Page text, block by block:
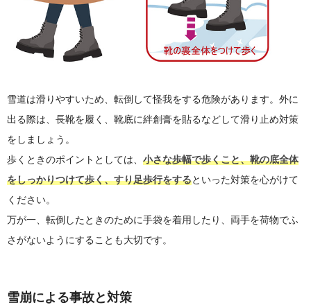
雪道は滑りやすいため、転倒して怪我をする危険があります。外に
出る際は、長靴を履く、靴底に絆創膏を貼るなどして滑り止め対策
をしましょう。
歩くときのポイントとしては、 小さな歩幅で歩くこと、靴の底全体
をしっかりつけて歩く、すり足歩行をするといった対策を心がけて
ください。
万が一、転倒したときのために手袋を着用したり、両手を荷物でふ
さがないようにすることも大切です。
雪崩による事故と対策